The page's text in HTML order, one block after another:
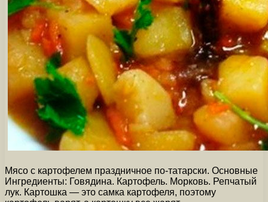
Мясо с картофелем праздничное по-татарски. Основные
Ингредиенты: Говядина. Картофель. Морковь. Репчатый
лук. Картошка — это самка картофеля, поэтому